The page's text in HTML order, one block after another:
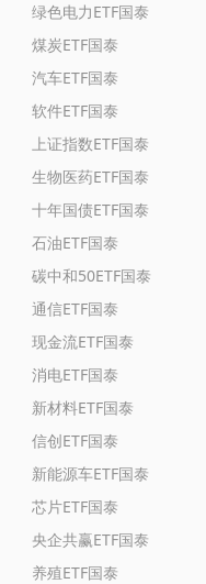
绿色电力ETF国泰
煤炭ETF国泰
汽车ETF国泰
软件ETF国泰
上证指数ETF国泰
生物医药ETF国泰
十年国债ETF国泰
石油ETF国泰
碳中和50ETF国泰
通信ETF国泰
现金流ETF国泰
消电ETF国泰
新材料ETF国泰
信创ETF国泰
新能源车ETF国泰
芯片ETF国泰
央企共赢ETF国泰
养殖ETF国泰